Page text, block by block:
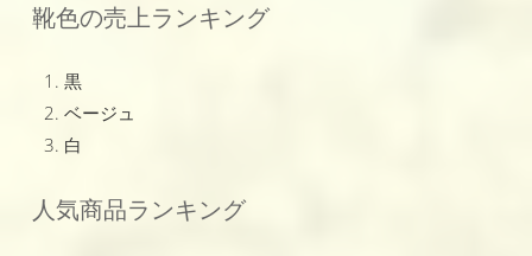
靴色の売上ランキング
黒
ベージュ
白
人気商品ランキング